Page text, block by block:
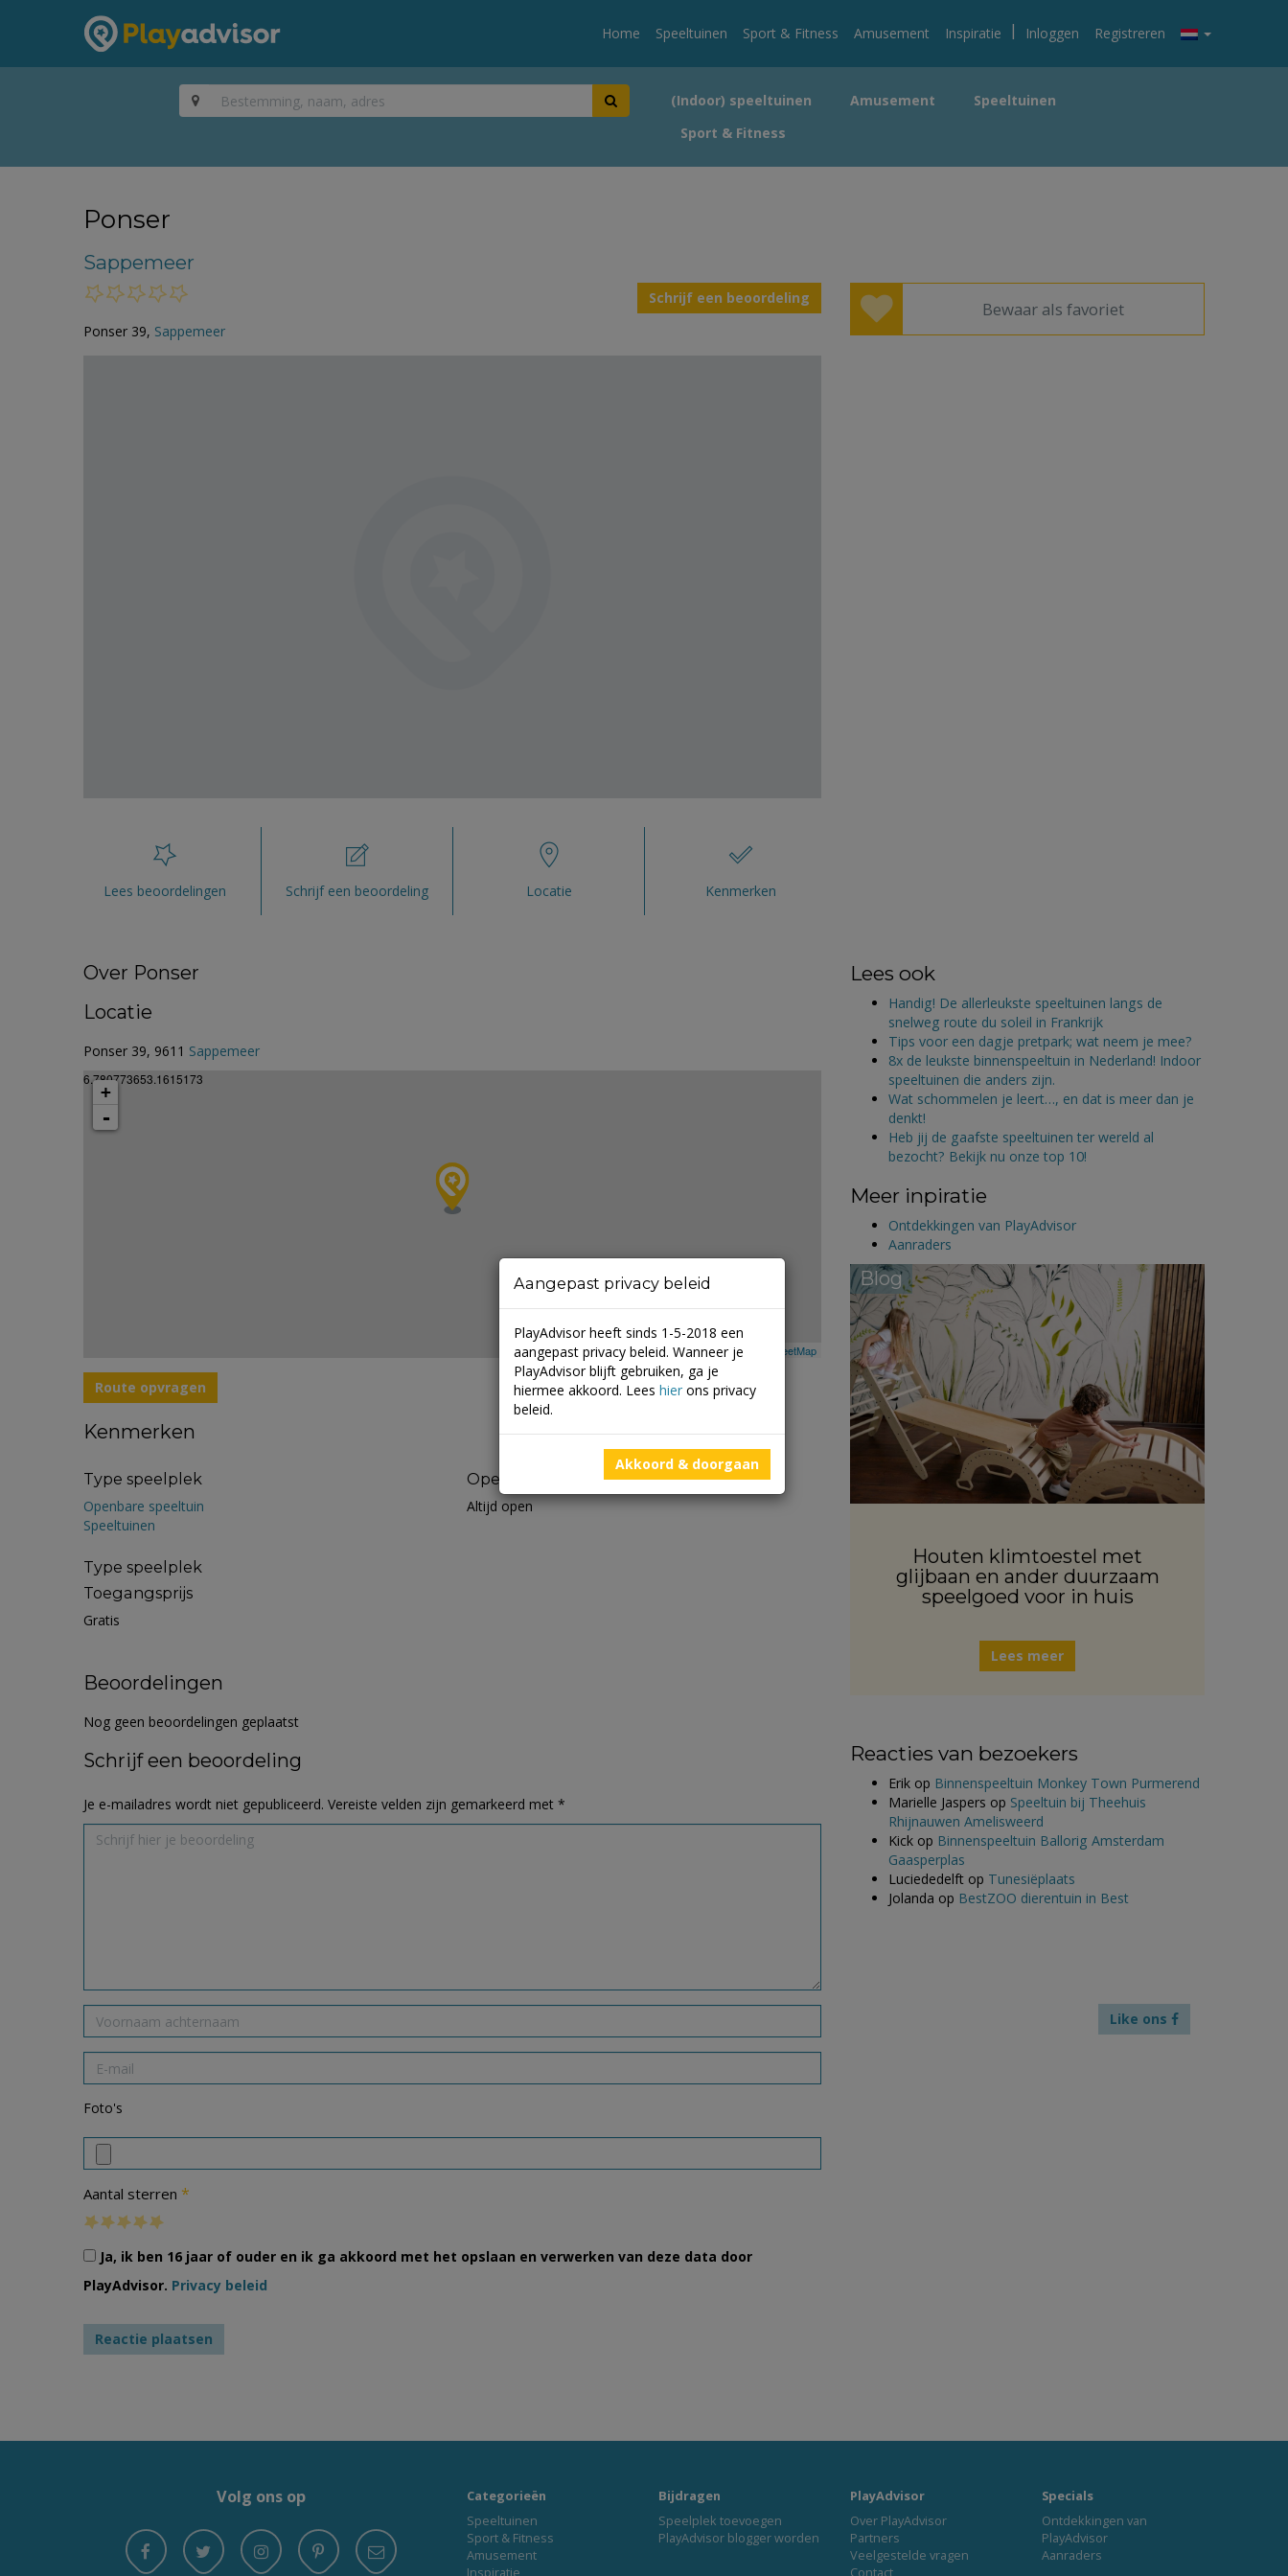
Home Speeltuinen Sport & Fitness Amusement Inspiratie | Inloggen Registreren
(Indoor) speeltuinen Amusement
Speeltuinen
Sport & Fitness
Ponser
Sappemeer
Schrijf een beoordeling
Ponser 39, Sappemeer
Bewaar als favoriet
Lees beoordelingen Schrijf een beoordeling Locatie Kenmerken
Over Ponser
Locatie
Ponser 39, 9611 Sappemeer
6.780773653.1615173
+
-
Leaflet | ©Mapbox © OpenStreetMap
Route opvragen
Kenmerken
Type speelplek
Openbare speeltuin
Speeltuinen
Type speelplek
Toegangsprijs
Gratis
Openingstijden
Altijd open
Beoordelingen
Nog geen beoordelingen geplaatst
Schrijf een beoordeling
Je e-mailadres wordt niet gepubliceerd. Vereiste velden zijn gemarkeerd met *
Foto's
Aantal sterren *
Ja, ik ben 16 jaar of ouder en ik ga akkoord met het opslaan en verwerken van deze data door
PlayAdvisor. Privacy beleid
Lees ook
Handig! De allerleukste speeltuinen langs de
snelweg route du soleil in Frankrijk
Tips voor een dagje pretpark; wat neem je mee?
8x de leukste binnenspeeltuin in Nederland! Indoor
speeltuinen die anders zijn.
Wat schommelen je leert…, en dat is meer dan je
denkt!
Heb jij de gaafste speeltuinen ter wereld al
bezocht? Bekijk nu onze top 10!
Meer inpiratie
Ontdekkingen van PlayAdvisor
Aanraders
Blog
Houten klimtoestel met
glijbaan en ander duurzaam
speelgoed voor in huis
Lees meer
Reacties van bezoekers
Erik op Binnenspeeltuin Monkey Town Purmerend
Marielle Jaspers op Speeltuin bij Theehuis
Rhijnauwen Amelisweerd
Kick op Binnenspeeltuin Ballorig Amsterdam
Gaasperplas
Luciededelft op Tunesiëplaats
Jolanda op BestZOO dierentuin in Best
Like ons
Volg ons op
Categorieën
Speeltuinen
Sport & Fitness
Amusement
Inspiratie
Bijdragen
Speelplek toevoegen
PlayAdvisor blogger worden
PlayAdvisor
Over PlayAdvisor
Partners
Veelgestelde vragen
Contact
Specials
Ontdekkingen van
PlayAdvisor
Aanraders
Aangepast privacy beleid
PlayAdvisor heeft sinds 1-5-2018 een
aangepast privacy beleid. Wanneer je
PlayAdvisor blijft gebruiken, ga je
hiermee akkoord. Lees hier ons privacy
beleid.
Akkoord & doorgaan